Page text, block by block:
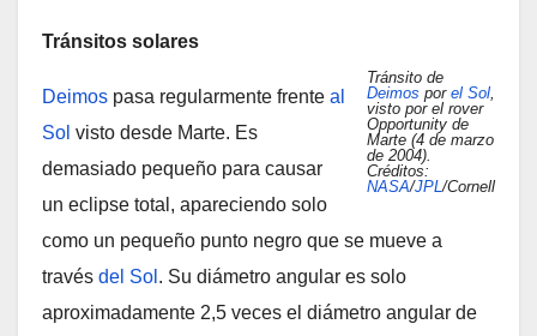
Tránsito de
Deimos por el Sol,
visto por el rover
Opportunity de
Marte (4 de marzo
de 2004).
Créditos:
NASA/JPL/Cornell
Tránsitos solares
Deimos pasa regularmente frente al
Sol visto desde Marte. Es
demasiado pequeño para causar
un eclipse total, apareciendo solo
como un pequeño punto negro que se mueve a
través del Sol . Su diámetro angular es solo
aproximadamente 2,5 veces el diámetro angular de